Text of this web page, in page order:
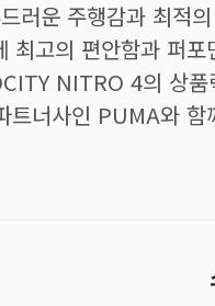
러운 주행감과 최적
고의 편안함과 퍼포
NITRO 4의 상
트너사인 PUMA와